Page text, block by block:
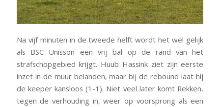
Na vijf minuten in de tweede helft wordt het wel gelijk
als BSC Unisson een vrij bal op de rand van het
strafschopgebied krijgt. Huub Hassink ziet zijn eerste
inzet in de muur belanden, maar bij de rebound laat hij
de keeper kansloos (1-1). Niet veel later komt Rekken,
tegen de verhouding in, weer op voorsprong als een